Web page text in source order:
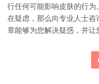
行任何可能影响皮肤的行
在疑虑，那么向专业人士
章能够为您解决疑惑，并让